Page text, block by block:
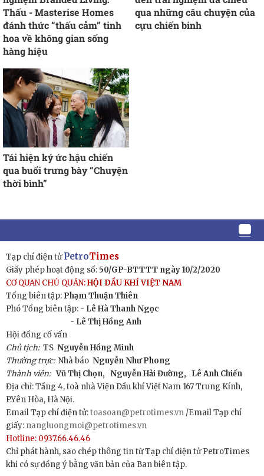
Thấu - Masterise Homes
đánh thức “thấu cảm” tinh
hoa về không gian sống
hàng hiệu
qua những câu chuyện của
cựu chiến binh
Tái hiện ký ức hậu chiến
qua buổi trưng bày “Chuyện
thời bình”
Tạp chí điện tửPetroTimes
Giấy phép hoạt động số: 50/GP-BTTTT ngày 10/2/2020
CƠ QUAN CHỦ QUẢN:HỘI DẦU KHÍ VIỆT NAM
Tổng biên tập: Phạm Thuận Thiên
Phó Tổng biên tập: - Lê Hà Thanh Ngọc
- Lê Thị Hồng Anh
Hội đồng cố vấn
Chủ tịch:TS Nguyễn Hồng Minh
Thường trực: Nhà báo Nguyễn Như Phong
Thành viên: Vũ Thị Chọn, Nguyễn Hải Đường,
Lê Anh Chiến
Địa chỉ: Tầng 4, toà nhà Viện Dầu khí Việt Nam 167 Trung Kính,
P.Yên Hòa, Hà Nội.
Email Tạp chí điện tử:toasoan@petrotimes.vn /Email Tạp chí
giấy: nangluongmoi@petrotimes.vn
Hotline: 0937.66.46.46
Chỉ phát hành, sao chép thông tin từ Tạp chí điện tử PetroTimes
khi có sự đồng ý bằng văn bản của Ban biên tập.